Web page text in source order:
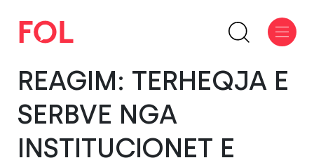
REAGIM: TERHEQJA E
SERBVE NGA
INSTITUCIONET E